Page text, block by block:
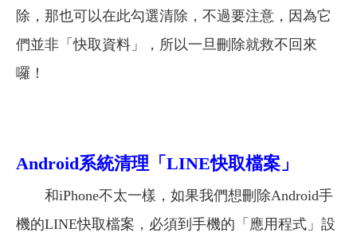
除，那也可以在此勾選清除，不過要注意，因為它
們並非「快取資料」，所以一旦刪除就救不回來
囉！
Android系統清理「LINE快取檔案」
和iPhone不太一樣，如果我們想刪除Android手
機的LINE快取檔案，必須到 手機的「應用程式」設